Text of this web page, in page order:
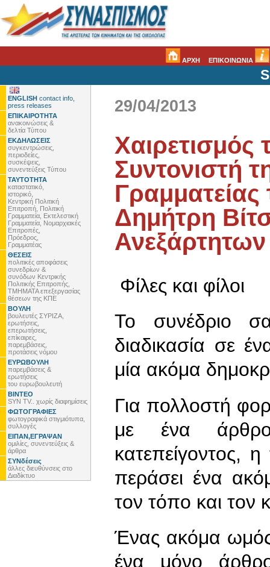
ΑΡΧΗ ΕΠΙΚΟΙΝΩΝΙΑ
ENGLISH contact info,
press releases
ΕΠΙΚΑΙΡΟΤΗΤΑ
ανακοινώσεις &
δελτία Τύπου
ΕΚΔΗΛΩΣΕΙΣ
συγκεντρώσεις,
περιοδείες,
συσκέψεις,
συνεντεύξεις Τύπου
ΤΑΥΤΟΤΗΤΑ
καταστατικό,
ιστορικό,
Κεντρική Πολιτική
Επιτροπή, Πολιτική
Γραμματεία, Εκτελεστική
Γραμματεία, Νομαρχιακές
Επιτροπές,
Πρόεδρος,
Γραμματέας
ΘΕΣΕΙΣ
πολιτικές αποφάσεις
συνεδρίων &
συνόδων Κεντρικής
Πολιτικής Επιτροπής,
ΤΜΗΜΑΤΑ επεξεργασίας
θέσεων της ΚΠΕ
ΒΟΥΛΗ
βουλευτές ΣΥΡΙΖΑ,
ερωτήσεις,
επερωτήσεις,
επίκαιρες,
παρεμβάσεις,
προτάσεις νόμου
ΕΥΡΩΒΟΥΛΗ
παρεμβάσεις &
ερωτήσεις
του ευρωβουλευτή
ΒΙΝΤΕΟ
SYN TV.. χωρίς διαφημίσεις
ΦΩΤΟΓΡΑΦΙΕΣ
φωτογραφικά στιγμιότυπα,
συλλογές
ΕΙΠΑΝ,ΕΓΡΑΨΑΝ
ομιλίες, συνεντεύξεις &
άρθρα
ΣΥΝδέσεις
άλλες διευθύνσεις στο
Διαδίκτυο
29/04/2013
Χαιρετισμός
Συντονιστή
Δημήτρη
Φίλες και φίλοι
Το συνέδριο
διαδικασία σε
μία ακόμα
Για πολλοστή
με ένα
κατεπείγοντος, η
περάσει ένα
τον τόπο και τον
Ένας ακόμα ωμός
ένα μόνο